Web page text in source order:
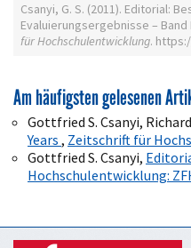
Csanyi, G. S. (2011). Editorial:
Evaluierungsergebnisse – Band
für Hochschulentwicklung.
Am häufigsten gelesenen
Gottfried S. Csanyi,
Years , Zeitschrift für
Gottfried S. Csanyi,
Hochschulentwicklung: